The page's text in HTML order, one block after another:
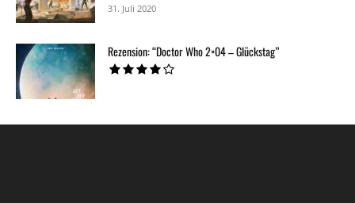
31. Juli 2020
Rezension: “Doctor Who 2×04 – Glückstag”